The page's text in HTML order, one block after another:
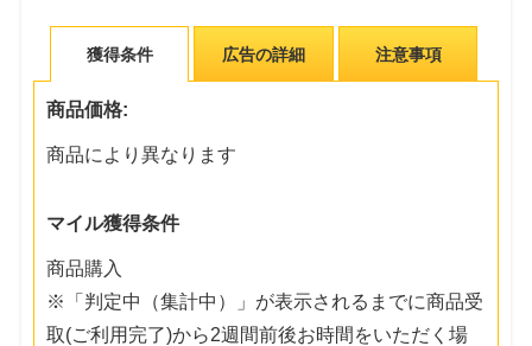
獲得条件 広告の詳細 注意事項
商品価格:
商品により異なります
マイル獲得条件
商品購入
※「判定中（集計中）」が表示されるまでに商品受
取(ご利用完了)から2週間前後お時間をいただく場